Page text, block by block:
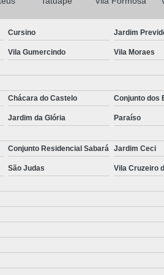
Cursino Jardim
Vila Gumercindo Vila Moraes
Chácara do Castelo Conjunto dos
Jardim da Glória Paraíso
Conjunto Residencial Sabará Jardim Ceci
São Judas Vila Cruzeiro